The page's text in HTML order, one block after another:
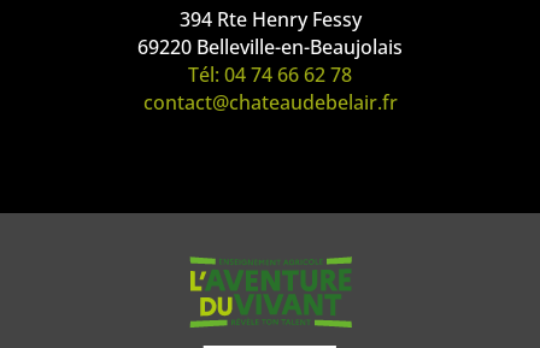
394 Rte Henry Fessy
69220 Belleville-en-Beaujolais
Tél: 04 74 66 62 78
contact@chateaudebelair.fr